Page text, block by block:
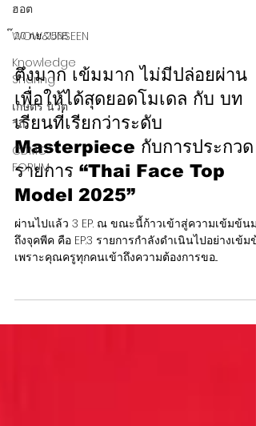
ฮอต
๊WOW&UNSEEN
Knowledge
Sharing
เกษตร นวัต
วิถี
CDMC
FORUM
20 ก.ย. 2568
ตึงมาก เข้มมาก ไม่มีปล่อยผ่าน
เพื่อให้ได้สุดยอดโมเดล กับ บท
เรียนที่เรียกว่าระดับ
Masterpiece กับการประกวด
รายการ “Thai Face Top
Model 2025”
ถึงจุคพีค คือ EP.3 รายการกำลังดำเนินไปอย่างเข้มข้